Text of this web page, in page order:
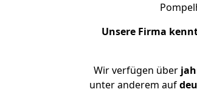
Unsere Firma
Wir verfügen über
unter anderem auf